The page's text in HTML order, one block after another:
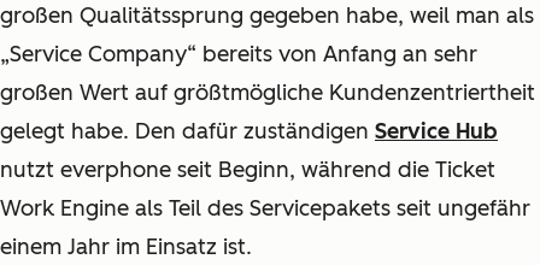
großen Qualitätssprung gegeben habe, weil man als
„Service Company“ bereits von Anfang an sehr
großen Wert auf größtmögliche Kundenzentriertheit
gelegt habe. Den dafür zuständigen Service Hub
nutzt everphone seit Beginn, während die Ticket
Work Engine als Teil des Servicepakets seit ungefähr
einem Jahr im Einsatz ist.